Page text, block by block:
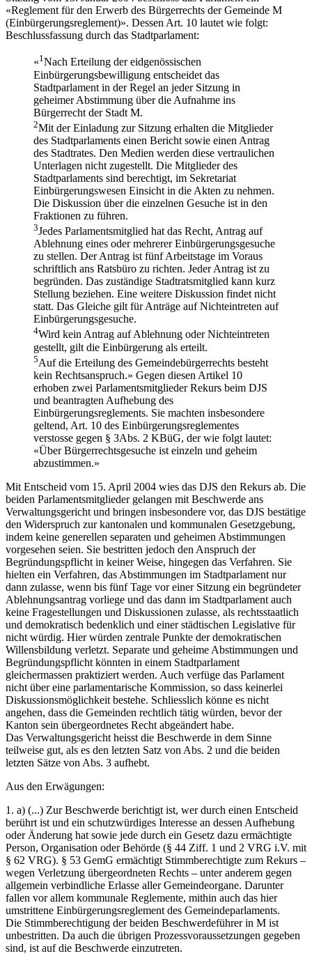
«Reglement für den Erwerb des Bürgerrechts der Gemeinde M
(Einbürgerungsreglement)». Dessen Art. 10 lautet wie folgt:
Beschlussfassung durch das Stadtparlament:
«1Nach Erteilung der eidgenössischen
Einbürgerungsbewilligung entscheidet das
Stadtparlament in der Regel an jeder Sitzung in
geheimer Abstimmung über die Aufnahme ins
Bürgerrecht der Stadt M.
2Mit der Einladung zur Sitzung erhalten die Mitglieder
des Stadtparlaments einen Bericht sowie einen Antrag
des Stadtrates. Den Medien werden diese vertraulichen
Unterlagen nicht zugestellt. Die Mitglieder des
Stadtparlaments sind berechtigt, im Sekretariat
Einbürgerungswesen Einsicht in die Akten zu nehmen.
Die Diskussion über die einzelnen Gesuche ist in den
Fraktionen zu führen.
3Jedes Parlamentsmitglied hat das Recht, Antrag auf
Ablehnung eines oder mehrerer Einbürgerungsgesuche
zu stellen. Der Antrag ist fünf Arbeitstage im Voraus
schriftlich ans Ratsbüro zu richten. Jeder Antrag ist zu
begründen. Das zuständige Stadtratsmitglied kann kurz
Stellung beziehen. Eine weitere Diskussion findet nicht
statt. Das Gleiche gilt für Anträge auf Nichteintreten auf
Einbürgerungsgesuche.
4Wird kein Antrag auf Ablehnung oder Nichteintreten
gestellt, gilt die Einbürgerung als erteilt.
5Auf die Erteilung des Gemeindebürgerrechts besteht
kein Rechtsanspruch.» Gegen diesen Artikel 10
erhoben zwei Parlamentsmitglieder Rekurs beim DJS
und beantragten Aufhebung des
Einbürgerungsreglements. Sie machten insbesondere
geltend, Art. 10 des Einbürgerungsreglementes
verstosse gegen § 3Abs. 2 KBüG, der wie folgt lautet:
«Über Bürgerrechtsgesuche ist einzeln und geheim
abzustimmen.»
Mit Entscheid vom 15. April 2004 wies das DJS den Rekurs ab. Die
beiden Parlamentsmitglieder gelangen mit Beschwerde ans
Verwaltungsgericht und bringen insbesondere vor, das DJS bestätige
den Widerspruch zur kantonalen und kommunalen Gesetzgebung,
indem keine generellen separaten und geheimen Abstimmungen
vorgesehen seien. Sie bestritten jedoch den Anspruch der
Begründungspflicht in keiner Weise, hingegen das Verfahren. Sie
hielten ein Verfahren, das Abstimmungen im Stadtparlament nur
dann zulasse, wenn bis fünf Tage vor einer Sitzung ein begründeter
Ablehnungsantrag vorliege und das dann im Stadtparlament auch
keine Fragestellungen und Diskussionen zulasse, als rechtsstaatlich
und demokratisch bedenklich und einer städtischen Legislative für
nicht würdig. Hier würden zentrale Punkte der demokratischen
Willensbildung verletzt. Separate und geheime Abstimmungen und
Begründungspflicht könnten in einem Stadtparlament
gleichermassen praktiziert werden. Auch verfüge das Parlament
nicht über eine parlamentarische Kommission, so dass keinerlei
Diskussionsmöglichkeit bestehe. Schliesslich könne es nicht
angehen, dass die Gemeinden rechtlich tätig würden, bevor der
Kanton sein übergeordnetes Recht abgeändert habe.
Das Verwaltungsgericht heisst die Beschwerde in dem Sinne
teilweise gut, als es den letzten Satz von Abs. 2 und die beiden
letzten Sätze von Abs. 3 aufhebt.
Aus den Erwägungen:
1. a) (...) Zur Beschwerde berichtigt ist, wer durch einen Entscheid
berührt ist und ein schutzwürdiges Interesse an dessen Aufhebung
oder Änderung hat sowie jede durch ein Gesetz dazu ermächtigte
Person, Organisation oder Behörde (§ 44 Ziff. 1 und 2 VRG i.V. mit
§ 62 VRG). § 53 GemG ermächtigt Stimmberechtigte zum Rekurs –
wegen Verletzung übergeordneten Rechts – unter anderem gegen
allgemein verbindliche Erlasse aller Gemeindeorgane. Darunter
fallen vor allem kommunale Reglemente, mithin auch das hier
umstrittene Einbürgerungsreglement des Gemeindeparlaments.
Die Stimmberechtigung der beiden Beschwerdeführer in M ist
unbestritten. Da auch die übrigen Prozessvoraussetzungen gegeben
sind, ist auf die Beschwerde einzutreten.